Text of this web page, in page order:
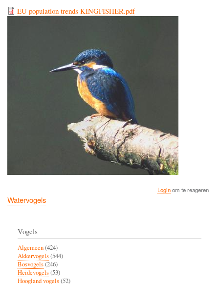
EU population trends KINGFISHER.pdf
Loginom te reageren
Watervogels
Vogels
Algemeen(424)
Akkervogels(544)
Bosvogels(246)
Heidevogels(53)
Hoogland vogels(52)